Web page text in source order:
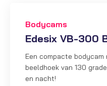
Bodycams
Edesix VB-300
Een compacte
beeldhoek van 130
en nacht!